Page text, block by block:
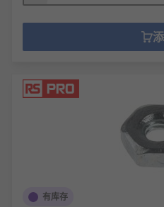
组合垫圈（如平垫+弹
和防松功能。
垫圈的特点
厚度通常较薄，但硬度
材质选择广泛，包括金
计。
有库存